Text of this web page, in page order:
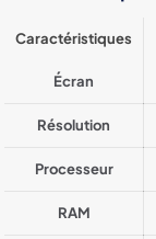
Caractéristiques
Écran
Résolution
Processeur
RAM